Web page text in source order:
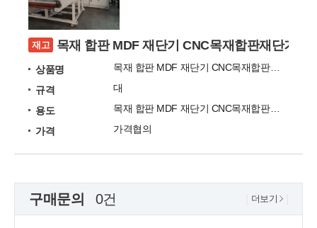
재고 목재 합판 MDF 재단기 CNC목재합판재단기
상품명
목재 합판 MDF 재단기 CNC목재합판재단기 2022년식
규격
대
용도
목재 합판 MDF 재단기 CNC목재합판재단기 2022년
가격
가격협의
구매문의 0건 더보기